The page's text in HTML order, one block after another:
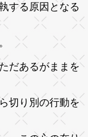
する原因となる
だあるがままを
切り別の行動を